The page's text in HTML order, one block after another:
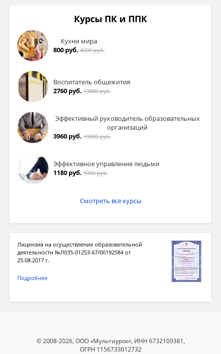
Курсы ПК и ППК
Кухни мира
800 руб. 4000 руб.
Воспитатель общежития
2760 руб. 13800 руб.
Эффективный руководитель образовательных
организаций
3960 руб. 19800 руб.
Эффективное управление людьми
1180 руб. 5900 руб.
Смотреть все курсы
Лицензия на осуществление образовательной
деятельности №Л035-01253-67/00192584 от
25.08.2017 г.
Подробнее
© 2008-2026, ООО «Мультиурок», ИНН 6732109381,
ОГРН 1156733012732